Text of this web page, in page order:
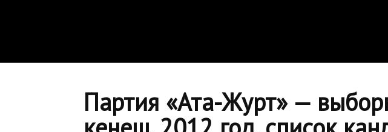
Партия «Ата-Журт» —